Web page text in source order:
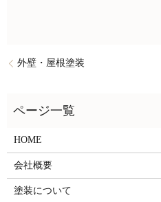
外壁・屋根塗装
HOME
会社概要
塗装について